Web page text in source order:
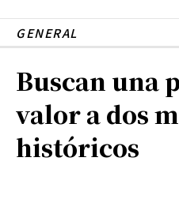
GENERAL
Buscan una
valor a dos
históricos